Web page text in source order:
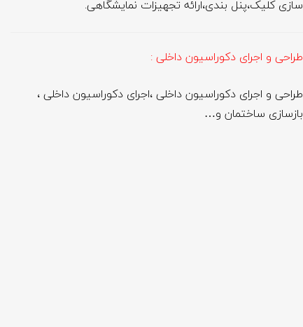
سازی کلیک،پنل بندی،ارائه تجهیزات نمایشگاهی.
طراحی و اجرای دکوراسیون داخلی :
طراحی و اجرای دکوراسیون داخلی ،اجرای دکوراسیون داخلی ،
بازسازی ساختمان و…